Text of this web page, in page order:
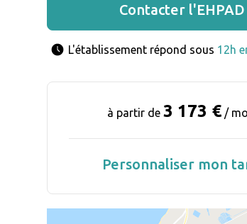
Contacter l'EHPAD
L'établissement répond sous 12h
à partir de 3 173 €/
Personnaliser mon